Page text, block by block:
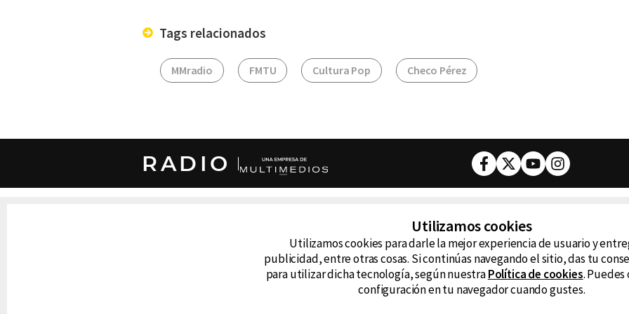
Tags relacionados
MMradio FMTU Cultura Pop Checo Pérez
RADIO Facebook
TwitterYoutubeInstagram
cualquier medio electrónico o magnético.
D99
La Caliente
Utilizamos cookies
Utilizamos cookies para darle la mejor experiencia de usuario y
publicidad, entre otras cosas. Si continúas navegando el sitio, das tu
para utilizar dicha tecnología, según nuestraPolítica de cookies. Puedes
configuración en tu navegador cuando gustes.